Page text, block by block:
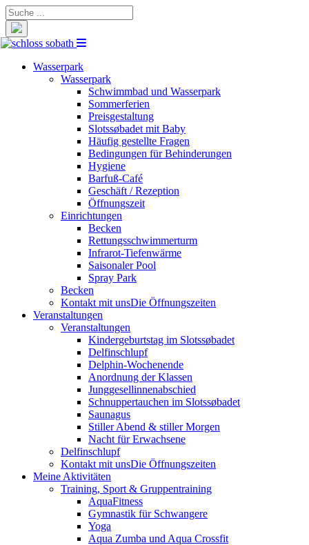
Suche
nach:
Wasserpark
Wasserpark
Schwimmbad und Wasserpark
Sommerferien
Preisgestaltung
Slotssøbadet mit Baby
Häufig gestellte Fragen
Bedingungen für Behinderungen
Hygiene
Barfuß-Café
Geschäft / Rezeption
Öffnungszeit
Einrichtungen
Becken
Rettungsschwimmerturm
Infrarot-Tiefenwärme
Saisonaler Pool
Spray Park
Becken
Kontakt mit unsDie Öffnungszeiten
Veranstaltungen
Veranstaltungen
Kindergeburtstag im Slotssøbadet
Delfinschlupf
Delphin-Wochenende
Anordnung der Klassen
Junggesellinnenabschied
Schnuppertauchen im Slotssøbadet
Saunagus
Stiller Abend & stiller Morgen
Nacht für Erwachsene
Delfinschlupf
Kontakt mit unsDie Öffnungszeiten
Meine Aktivitäten
Training, Sport & Gruppentraining
AquaFitness
Gymnastik für Schwangere
Yoga
Aqua Zumba und Aqua Crossfit